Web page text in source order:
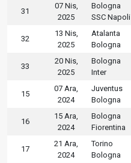
31
07 Nis,
2025
Bologna
SSC Napoli
32
13 Nis,
2025
Atalanta
Bologna
33
20 Nis,
2025
Bologna
Inter
15
07 Ara,
2024
Juventus
Bologna
16
15 Ara,
2024
Bologna
Fiorentina
17
21 Ara,
2024
Torino
Bologna